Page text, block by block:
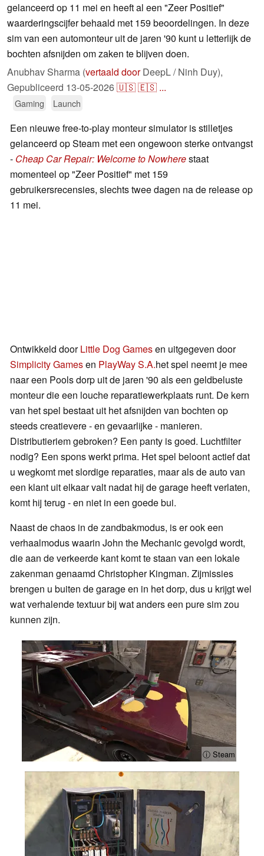
gelanceerd op 11 mei en heeft al een "Zeer Positief"
waarderingscijfer behaald met 159 beoordelingen. In deze
sim van een automonteur uit de jaren '90 kunt u letterlijk de
bochten afsnijden om zaken te blijven doen.
Anubhav Sharma (vertaald doorDeepL / Ninh Duy),
Gepubliceerd 13-05-2026🇺🇸🇪🇸 ...
Gaming Launch
Een nieuwe free-to-play monteur simulator is stilletjes
gelanceerd op Steam met een ongewoon sterke ontvangst
- Cheap Car Repair: Welcome to Nowherestaat
momenteel op "Zeer Positief" met 159
gebruikersrecensies, slechts twee dagen na de release op
11 mei.
Ontwikkeld doorLittle Dog Gamesen uitgegeven door
Simplicity Gamesen PlayWay S.A.het spel neemt je mee
naar een Pools dorp uit de jaren '90 als een geldbeluste
monteur die een louche reparatiewerkplaats runt. De kern
van het spel bestaat uit het afsnijden van bochten op
steeds creatievere - en gevaarlijke - manieren.
Distributieriem gebroken? Een panty is goed. Luchtfilter
nodig? Een spons werkt prima. Het spel beloont actief dat
u wegkomt met slordige reparaties, maar als de auto van
een klant uit elkaar valt nadat hij de garage heeft verlaten,
komt hij terug - en niet in een goede bui.
Naast de chaos in de zandbakmodus, is er ook een
verhaalmodus waarin John the Mechanic gevolgd wordt,
die aan de verkeerde kant komt te staan van een lokale
zakenman genaamd Christopher Kingman. Zijmissies
brengen u buiten de garage en in het dorp, dus u krijgt wel
wat verhalende textuur bij wat anders een pure sim zou
kunnen zijn.
ⓘ Steam